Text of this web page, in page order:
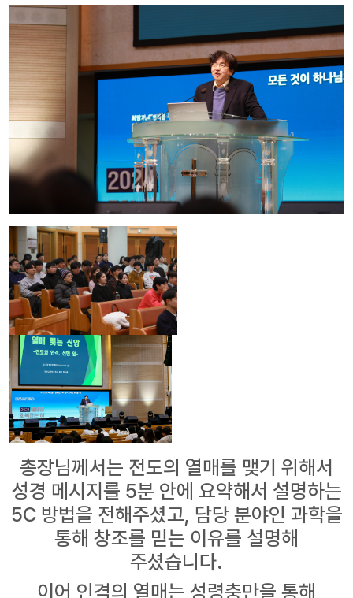
총장님께서는 전도의 열매를 맺기 위해서
성경 메시지를 5분 안에 요약해서 설명하는
5C 방법을 전해주셨고, 담당 분야인 과학을
통해 창조를 믿는 이유를 설명해
주셨습니다.
이어 인격의 열매는 성령충만을 통해